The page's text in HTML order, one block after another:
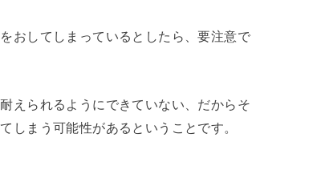
おしてしまっているとしたら、要注意で
えられるようにできていない、だからそ
しまう可能性があるということです。